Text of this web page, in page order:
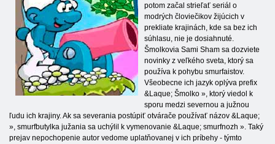
potom začal strieľať seriál o
modrých človiečikov žijúcich v
prekliate krajinách, kde sa bez ich
súhlasu, nie je dosiahnuté.
Šmolkovia Sami Sham sa dozviete
novinky z veľkého sveta, ktorý sa
používa k pohybu smurfaistov.
Všeobecne ich jazyk oplýva prefix
&Laque; Šmolko », ktorý viedol k
sporu medzi severnou a južnou
ľudu ich krajiny. Ak sa severania postúpiť otvárače používať názov &Laque;
», smurfbutylka južania sa uchýlil k vymenovanie &Laque; smurfnozh ». Taký
prejav nepochopenie autor vedome uplatňovanej v ich príbehy - týmto